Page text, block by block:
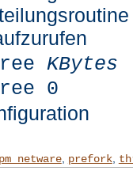
KBytes
0
, prefork,